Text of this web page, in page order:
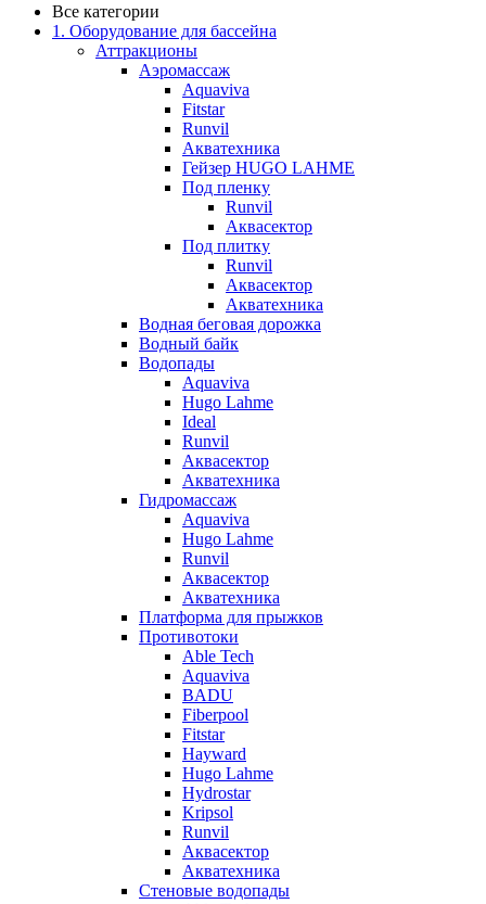
Все категории
1. Оборудование для бассейна
Аттракционы
Аэромассаж
Aquaviva
Fitstar
Runvil
Акватехника
Гейзер HUGO LAHME
Под пленку
Runvil
Аквасектор
Под плитку
Runvil
Аквасектор
Акватехника
Водная беговая дорожка
Водный байк
Водопады
Aquaviva
Hugo Lahme
Ideal
Runvil
Аквасектор
Акватехника
Гидромассаж
Aquaviva
Hugo Lahme
Runvil
Аквасектор
Акватехника
Платформа для прыжков
Противотоки
Able Tech
Aquaviva
BADU
Fiberpool
Fitstar
Hayward
Hugo Lahme
Hydrostar
Kripsol
Runvil
Аквасектор
Акватехника
Стеновые водопады